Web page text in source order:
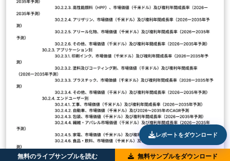
無料のライブサンプルを読む 無料サンプルをダウンロード
レポートをダウンロード